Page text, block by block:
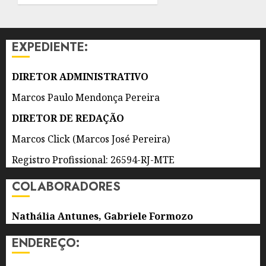
AGOSTO
DE 2026
0
EXPEDIENTE:
DIRETOR ADMINISTRATIVO
Marcos Paulo Mendonça Pereira
DIRETOR DE REDAÇÃO
Marcos Click (Marcos José Pereira)
Registro Profissional: 26594-RJ-MTE
COLABORADORES
Nathália Antunes, Gabriele Formozo
ENDEREÇO: